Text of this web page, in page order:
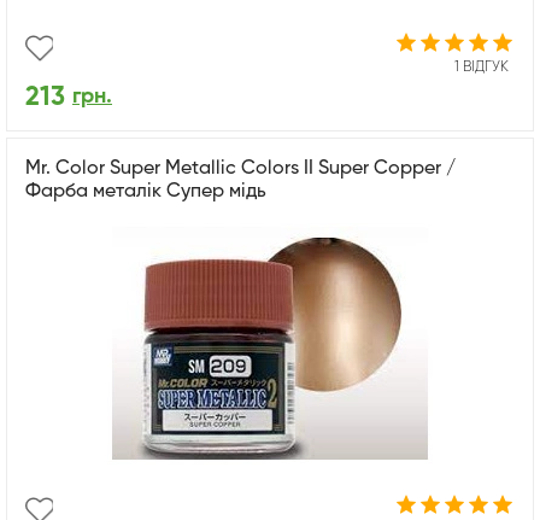
1 ВІДГУК
213 грн.
Mr. Color Super Metallic Colors II Super Copper /
Фарба металік Супер мідь